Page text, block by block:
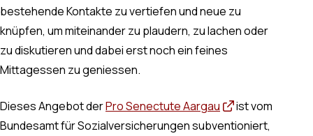
bestehende Kontakte zu vertiefen und neue zu
knüpfen, um miteinander zu plaudern, zu lachen oder
zu diskutieren und dabei erst noch ein feines
Mittagessen zu geniessen.
Dieses Angebot derPro Senectute Aargau
ist vom
Bundesamt für Sozialversicherungen subventioniert,